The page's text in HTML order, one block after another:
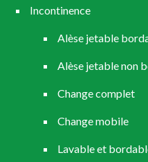
Incontinence
Alèse jetable
Alèse jetable non
Change complet
Change mobile
Lavable et